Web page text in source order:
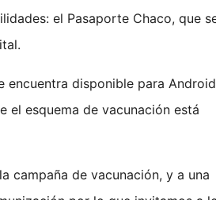
el Pasaporte Chaco, que
encuentra disponible para
el esquema de vacunación está
campaña de vacunación, y a una